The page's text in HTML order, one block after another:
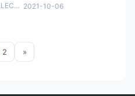
EmuELEC中文网 2021-10-06
2 »